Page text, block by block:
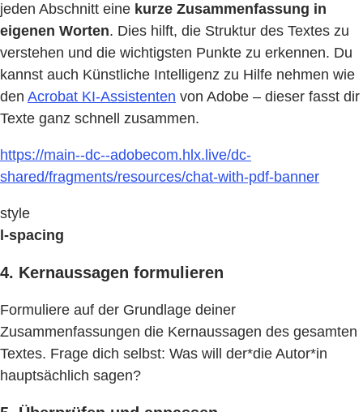
jeden Abschnitt eine kurze Zusammenfassung in
eigenen Worten. Dies hilft, die Struktur des Textes zu
verstehen und die wichtigsten Punkte zu erkennen. Du
kannst auch Künstliche Intelligenz zu Hilfe nehmen wie
den Acrobat KI-Assistenten von Adobe – dieser fasst dir
Texte ganz schnell zusammen.
https://main--dc--adobecom.hlx.live/dc-
shared/fragments/resources/chat-with-pdf-banner
style
l-spacing
4. Kernaussagen formulieren
Formuliere auf der Grundlage deiner
Zusammenfassungen die Kernaussagen des gesamten
Textes. Frage dich selbst: Was will der*die Autor*in
hauptsächlich sagen?